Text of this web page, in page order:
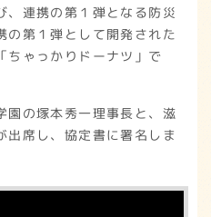
、連携の第１弾となる防災
の第１弾として開発された
ちゃっかりドーナツ」で
園の塚本秀一理事長と、滋
出席し、協定書に署名しま